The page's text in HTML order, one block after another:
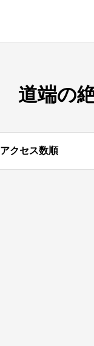
道端の
アクセス数順